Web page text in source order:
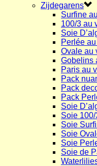
Zijdegarens
Surfine
100/3 au
Soie
Perlée
Ovale au
Gobelins
Paris au
Pack
Pack
Pack
Soie
Soie
Soie
Soie
Soie
Soie de